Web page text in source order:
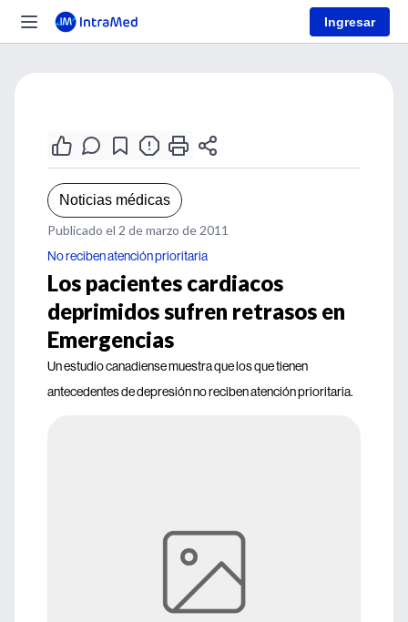
Ingresar
Noticias médicas
Publicado el 2 de marzo de 2011
No reciben atención prioritaria
Los pacientes cardiacos
deprimidos sufren retrasos en
Emergencias
Un estudio canadiense muestra que los que tienen
antecedentes de depresión no reciben atención prioritaria.